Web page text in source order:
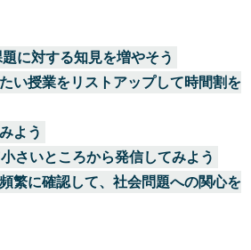
に対する知見を増やそう
い授業をリストアップして時間割を
よう
さいところから発信してみよう
繁に確認して、社会問題への関心を